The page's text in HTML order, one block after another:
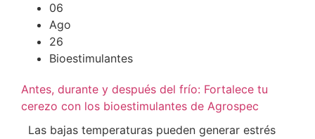
06
Ago
26
Bioestimulantes
Antes, durante y después del frío: Fortalece tu
cerezo con los bioestimulantes de Agrospec
Las bajas temperaturas pueden generar estrés